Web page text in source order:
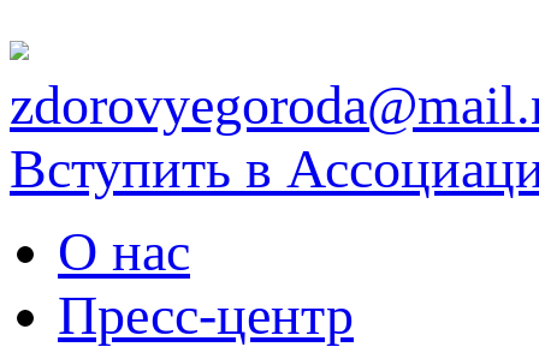
Вступить в
О нас
Пресс-центр